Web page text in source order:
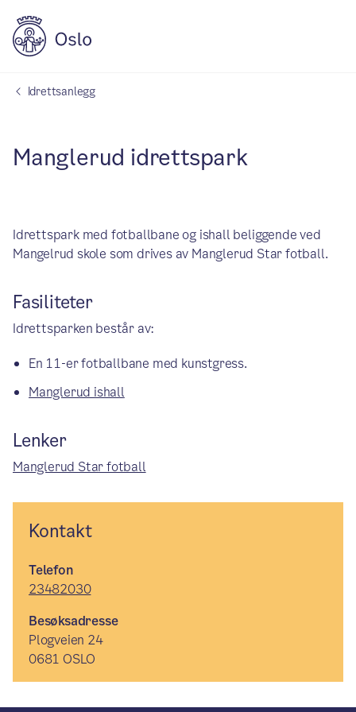
Idrettsanlegg
Manglerud idrettspark
Idrettspark med fotballbane og ishall beliggende ved
Mangelrud skole som drives av Manglerud Star fotball.
Fasiliteter
Idrettsparken består av:
En 11-er fotballbane med kunstgress.
Manglerud ishall
Lenker
Manglerud Star fotball
Kontakt
Telefon
23482030
Besøksadresse
Plogveien 24
0681 OSLO